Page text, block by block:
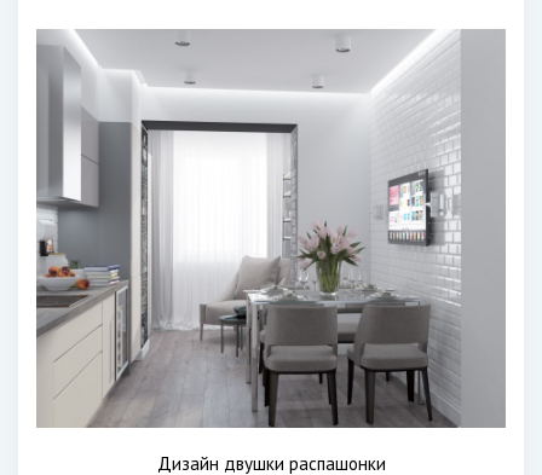
Дизайн двушки распашонки